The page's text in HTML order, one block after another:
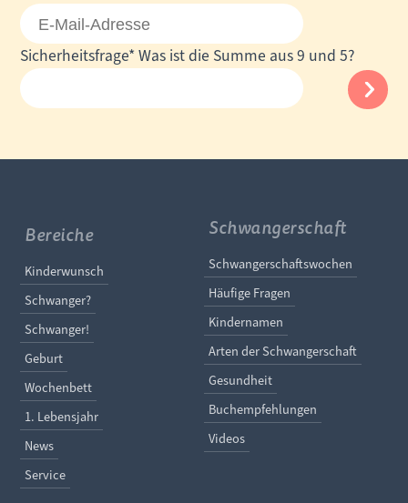
E-
Mail-
Adresse
Pflichtfeld
Sicherheitsfrage* Was ist die Summe aus 9 und 5?
Bereiche
Navigation überspringen
Kinderwunsch
Schwanger?
Schwanger!
Geburt
Wochenbett
1. Lebensjahr
News
Service
Schwangerschaft
Navigation
Schwangerschaftswochen
Häufige Fragen
Kindernamen
Arten der Schwangerschaft
Gesundheit
Buchempfehlungen
Videos